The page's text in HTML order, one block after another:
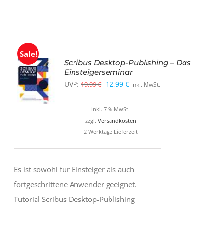
Sale!
IN DEN
WARENKORB
Scribus Desktop-Publishing – Das
Einsteigerseminar
UVP: 19,99€ Ursprünglicher
war:
19,99 €
12,99€Aktueller
ist:
12,99 €.
inkl. MwSt.
inkl. 7 % MwSt.
zzgl. Versandkosten
2 Werktage Lieferzeit
Es ist sowohl für Einsteiger als auch
fortgeschrittene Anwender geeignet.
Tutorial Scribus Desktop-Publishing